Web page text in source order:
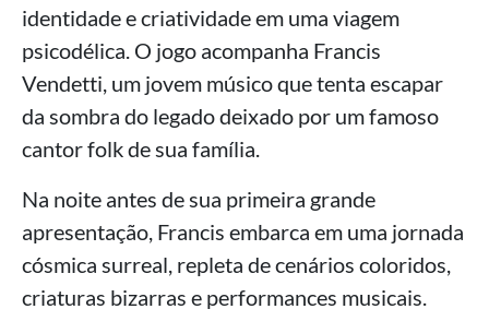
identidade e criatividade em uma viagem
psicodélica. O jogo acompanha Francis
Vendetti, um jovem músico que tenta escapar
da sombra do legado deixado por um famoso
cantor folk de sua família.
Na noite antes de sua primeira grande
apresentação, Francis embarca em uma jornada
cósmica surreal, repleta de cenários coloridos,
criaturas bizarras e performances musicais.